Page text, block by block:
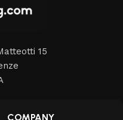
Auswahl an
Wohnbereich als
ist eine
15
COMPANY